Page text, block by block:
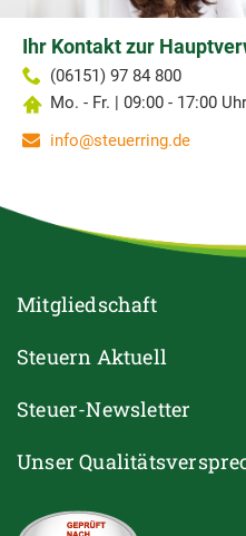
Ihr Kontakt zur
(06151) 97 84 800
Mo. - Fr. | 09:00 - 17:00 Uhr
info@steuerring.de
Mitgliedschaft
Steuern Aktuell
Steuer-Newsletter
Unser